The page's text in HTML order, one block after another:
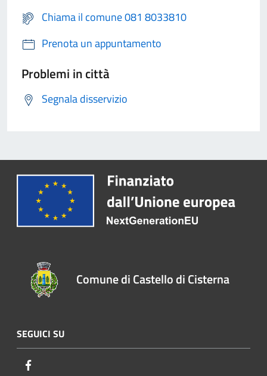
Chiama il comune 081 8033810
Prenota un appuntamento
Problemi in città
Segnala disservizio
Comune di Castello di Cisterna
SEGUICI SU